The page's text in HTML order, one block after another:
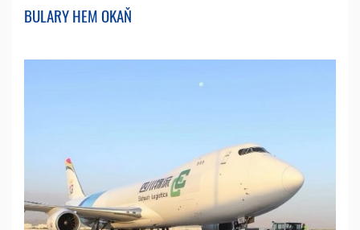
BULARY HEM OKAŇ